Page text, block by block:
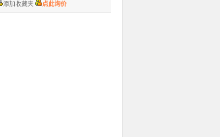
添加收藏夹 点此询价